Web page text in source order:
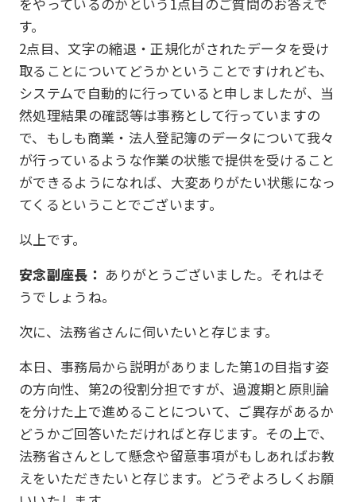
す。
2点目、文字の縮退・正規化がされたデータを受け
取ることについてどうかということですけれども、
システムで自動的に行っていると申しましたが、当
然処理結果の確認等は事務として行っていますの
で、もしも商業・法人登記簿のデータについて我々
が行っているような作業の状態で提供を受けること
ができるようになれば、大変ありがたい状態になっ
てくるということでございます。
以上です。
安念副座長： ありがとうございました。それはそ
うでしょうね。
次に、法務省さんに伺いたいと存じます。
本日、事務局から説明がありました第1の目指す姿
の方向性、第2の役割分担ですが、過渡期と原則論
を分けた上で進めることについて、ご異存があるか
どうかご回答いただければと存じます。その上で、
法務省さんとして懸念や留意事項がもしあればお教
えをいただきたいと存じます。どうぞよろしくお願